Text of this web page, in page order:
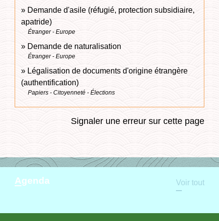
Demande d'asile (réfugié, protection subsidiaire,
apatride)
Étranger - Europe
Demande de naturalisation
Étranger - Europe
Légalisation de documents d'origine étrangère
(authentification)
Papiers - Citoyenneté - Élections
Signaler une erreur sur cette page
Agenda Voir tout